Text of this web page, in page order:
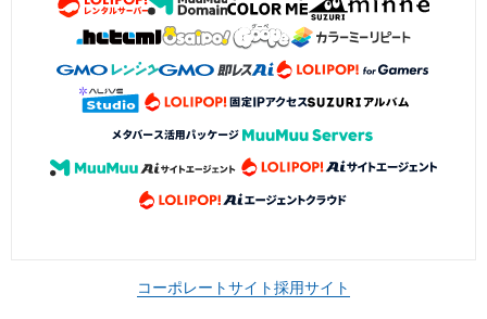
コーポレートサイト採用サイト